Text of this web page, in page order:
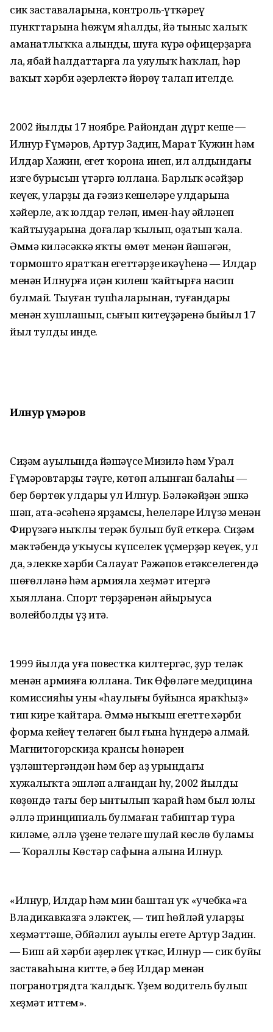
сик заставаларына, контроль-үткәреү
пункттарына һөжүм яһалды, йә тыныс халыҡ
аманатлыҡҡа алынды, шуға күрә офицерҙарға
ла, ябай һалдаттарға ла уяулыҡ һаҡлап, һәр
ваҡыт хәрби әҙерлектә йөрөү талап ителде.
2002 йылдың 17 ноябре. Райондан дүрт кеше —
Илнур Ғүмәров, Артур Задин, Марат Ҡужин һәм
Илдар Хажин, егет ҡорона инеп, ил алдындағы
изге бурысын үтәргә юллана. Барлыҡ әсәйҙәр
кеүек, уларҙың да ғәзиз кешеләре улдарына
хәйерле, аҡ юлдар теләп, имен-һау әйләнеп
ҡайтыуҙарына доғалар ҡылып, оҙатып ҡала.
Әммә киләсәккә яҡты өмөт менән йәшәгән,
тормошто яратҡан егеттәрҙең икәүһенә — Илдар
менән Илнурға иҫән килеш ҡайтырға насип
булмай. Тыуған тупһаларынан, туғандары
менән хушлашып, сығып китеүҙәренә быйыл 17
йыл тулды инде.
Илнур Ғүмәров
Сиҙәм ауылында йәшәүсе Миңзилә һәм Урал
Ғүмәровтарҙың тәүге, көтөп алынған балаһы —
бер бөртөк улдары ул Илнур. Бәләкәйҙән эшкә
шәп, ата-әсәһенә ярҙамсы, һеңлеләре Илүзә менән
Фирүзәгә ныҡлы терәк булып буй еткерә. Сиҙәм
мәктәбендә уҡыусы күпселек үҫмерҙәр кеүек, ул
да, элекке хәрби Салауат Рәжәпов етәкселегендә
шөғөлләнә һәм армияла хеҙмәт итергә
хыяллана. Спорт төрҙәренән айырыуса
волейболды үҙ итә.
1999 йылда уға повестка килтергәс, ҙур теләк
менән армияға юллана. Тик Өфөләге медицина
комиссияһы уны «һаулығы буйынса яраҡһыҙ»
тип кире ҡайтара. Әммә ныҡыш егеттең хәрби
форма кейеү теләген был ғына һүндерә алмай.
Магнитогорскиҙа крансы һөнәрен
үҙләштергәндән һәм бер аҙ урындағы
хужалыҡта эшләп алғандан һуң, 2002 йылдың
көҙөндә тағы бер ынтылып ҡарай һәм был юлы
әллә принципиаль булмаған табиптар тура
киләме, әллә үҙенең теләге шулай көслө буламы
— Ҡораллы Көстәр сафына алына Илнур.
«Илнур, Илдар һәм мин баштан уҡ «учебка»ға
Владикавказға эләктек, — тип һөйләй уларҙың
хеҙмәттәше, Әбйәлил ауылы егете Артур Задин.
— Биш ай хәрби әҙерлек үткәс, Илнур — сик буйы
заставаһына китте, ә беҙ Илдар менән
погранотрядта ҡалдыҡ. Үҙем водитель булып
хеҙмәт иттем».